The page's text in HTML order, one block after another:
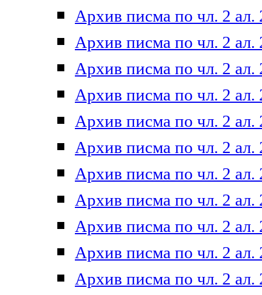
Архив писма по чл. 2 ал.
Архив писма по чл. 2 ал.
Архив писма по чл. 2 ал.
Архив писма по чл. 2 ал.
Архив писма по чл. 2 ал.
Архив писма по чл. 2 ал.
Архив писма по чл. 2 ал.
Архив писма по чл. 2 ал.
Архив писма по чл. 2 ал.
Архив писма по чл. 2 ал.
Архив писма по чл. 2 ал.